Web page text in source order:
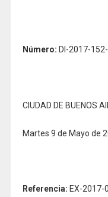
Número: DI-2017-
CIUDAD DE BUENOS
Martes 9 de Mayo de
Referencia: EX-2017-